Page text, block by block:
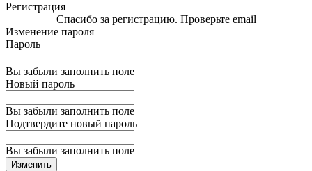
Регистрация
Спасибо за регистрацию. Проверьте email
Изменение пароля
Пароль
Вы забыли заполнить поле
Новый пароль
Вы забыли заполнить поле
Подтвердите новый пароль
Вы забыли заполнить поле
Изменить